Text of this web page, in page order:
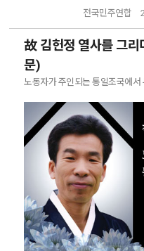
전국민주연합
故 김헌정 열사를 그
문)
노동자가 주인되는 통일조국에서